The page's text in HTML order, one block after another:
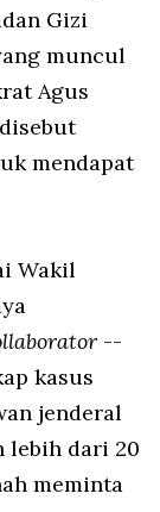
Gizi
muncul
Agus
mendapat
Wakil
--
kasus
jenderal
lebih dari 20
meminta